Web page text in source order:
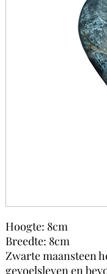
Hoogte: 8cm
Breedte: 8cm
Zwarte maansteen
gevoelsleven en